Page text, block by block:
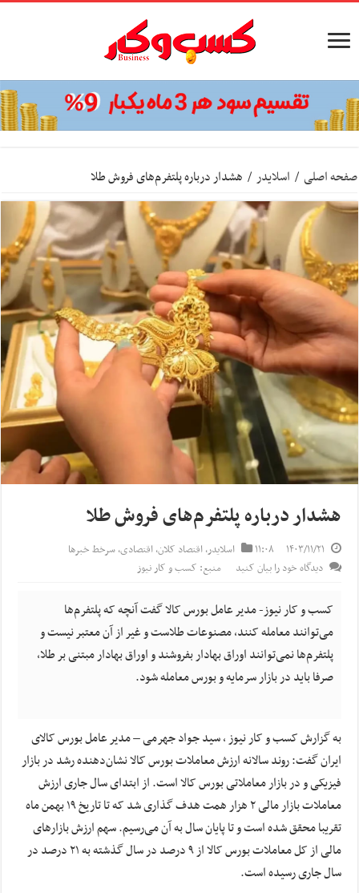
صفحه اصلی / اسلایدر / هشدار درباره پلتفرم‌های فروش طلا
هشدار درباره پلتفرم‌های فروش طلا
۱۴۰۳/۱۱/۲۱ ۱۱:۰۸ اسلایدر,اقتصاد کلان,اقتصادی,سرخط خبرها
دیدگاه خود را بیان کنید
منبع: کسب و کار نیوز
کسب و کار نیوز- مدیر عامل بورس کالا گفت آنچه که پلتفرم‌ها
می‌توانند معامله کنند، مصنوعات طلاست و غیر از آن معتبر نیست و
پلتفرم‌ها نمی‌توانند اوراق بهادار بفروشند و اوراق بهادار مبتنی بر طلا،
صرفا باید در بازار سرمایه و بورس معامله شود.
به گزارش کسب و کار نیوز ، سید جواد جهرمی – مدیر عامل بورس کالای
ایران گفت: روند سالانه ارزش معاملات بورس کالا نشان‌دهنده رشد در بازار
فیزیکی و در بازار معاملاتی بورس کالا است. از ابتدای سال جاری ارزش
معاملات بازار مالی ۲ هزار همت هدف گذاری شد که تا تاریخ ۱۹ بهمن ماه
تقریبا محقق شده است و تا پایان سال به آن می‌رسیم. سهم ارزش بازارهای
مالی از کل معاملات بورس کالا از ۹ درصد در سال گذشته به ۲۱ درصد در
سال جاری رسیده است.